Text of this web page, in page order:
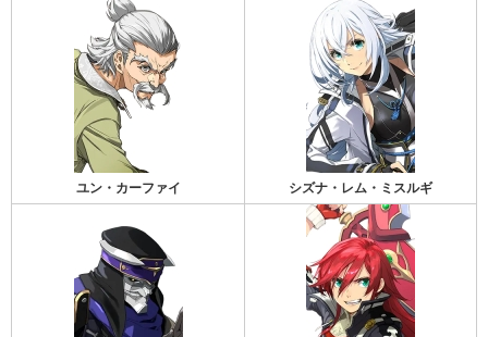
ユン・カーファイ シズナ・レム・ミスルギ